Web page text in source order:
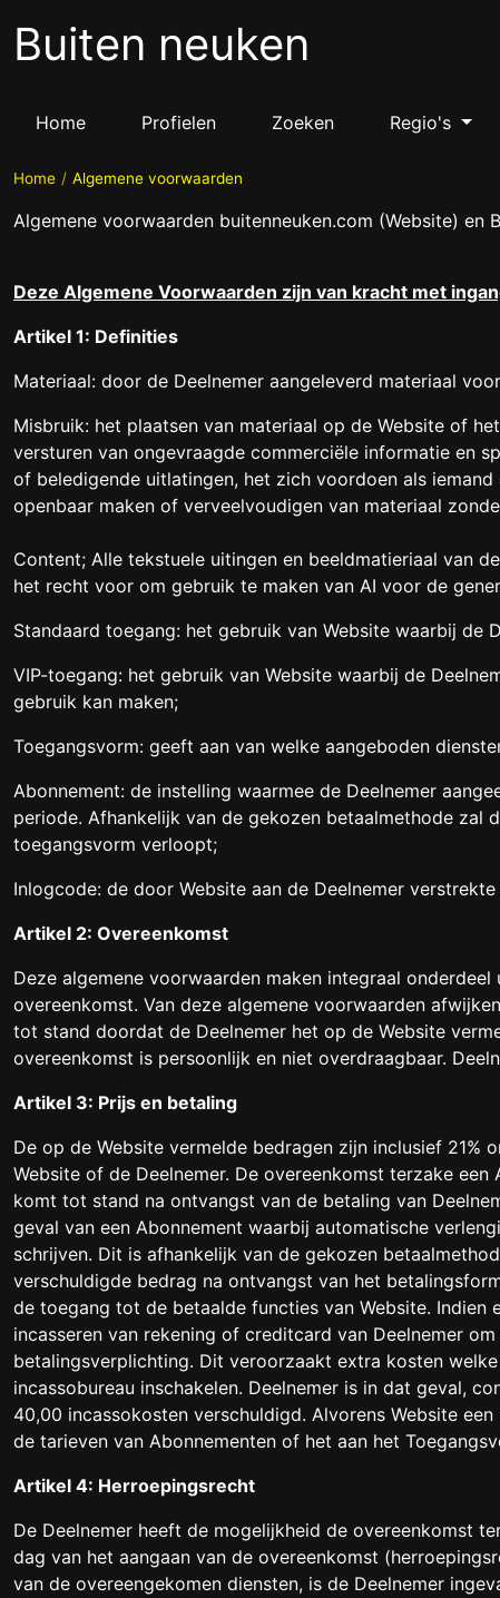
Buiten neuken
Home Profielen Zoeken Regio's
Home Algemene voorwaarden
Algemene voorwaarden buitenneuken.com (Website) en
Deze Algemene Voorwaarden zijn van kracht met
Artikel 1: Definities
Materiaal: door de Deelnemer aangeleverd materiaal
Misbruik: het plaatsen van materiaal op de Website of
versturen van ongevraagde commerciële informatie en
of beledigende uitlatingen, het zich voordoen als
openbaar maken of verveelvoudigen van materiaal
Content; Alle tekstuele uitingen en beeldmatieriaal van
het recht voor om gebruik te maken van AI voor de
Standaard toegang: het gebruik van Website waarbij de
VIP-toegang: het gebruik van Website waarbij de
gebruik kan maken;
Toegangsvorm: geeft aan van welke aangeboden
Abonnement: de instelling waarmee de Deelnemer
periode. Afhankelijk van de gekozen betaalmethode
toegangsvorm verloopt;
Inlogcode: de door Website aan de Deelnemer
Artikel 2: Overeenkomst
Deze algemene voorwaarden maken integraal
overeenkomst. Van deze algemene voorwaarden
tot stand doordat de Deelnemer het op de Website
overeenkomst is persoonlijk en niet overdraagbaar.
Artikel 3: Prijs en betaling
De op de Website vermelde bedragen zijn inclusief
Website of de Deelnemer. De overeenkomst terzake
komt tot stand na ontvangst van de betaling van
geval van een Abonnement waarbij automatische
schrijven. Dit is afhankelijk van de gekozen
verschuldigde bedrag na ontvangst van het
de toegang tot de betaalde functies van Website.
incasseren van rekening of creditcard van Deelnemer
betalingsverplichting. Dit veroorzaakt extra kosten
incassobureau inschakelen. Deelnemer is in dat geval,
40,00 incassokosten verschuldigd. Alvorens Website
de tarieven van Abonnementen of het aan het
Artikel 4: Herroepingsrecht
De Deelnemer heeft de mogelijkheid de overeenkomst
dag van het aangaan van de overeenkomst
van de overeengekomen diensten, is de Deelnemer